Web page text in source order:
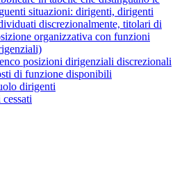
situazioni: dirigenti, dirigenti
discrezionalmente, titolari di
organizzativa con funzioni
posizioni dirigenziali discrezionali
di funzione disponibili
dirigenti